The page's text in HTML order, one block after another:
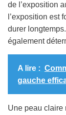
de l’exposition
l’exposition est
durer
également
A lire :
gauche
Une peau claire